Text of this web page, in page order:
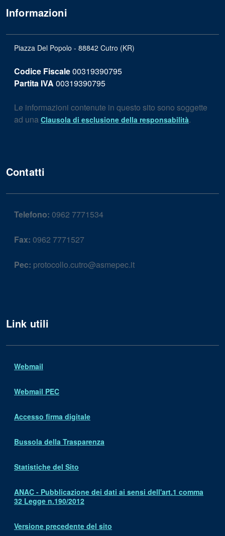
Informazioni
Piazza Del Popolo - 88842 Cutro (KR)
Codice Fiscale00319390795
Partita IVA 00319390795
Le informazioni contenute in questo sito sono soggette
ad una Clausola di esclusione della responsabilità.
Contatti
Telefono: 0962 7771534
Fax: 0962 7771527
Pec: protocollo.cutro@asmepec.it
Link utili
Webmail
Webmail PEC
Accesso firma digitale
Bussola della Trasparenza
Statistiche del Sito
ANAC - Pubblicazione dei dati ai sensi dell'art.1 comma
32 Legge n.190/2012
Versione precedente del sito